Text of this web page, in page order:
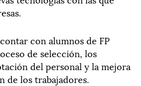
con alumnos de FP
de selección, los
del personal y la mejora
de los trabajadores.